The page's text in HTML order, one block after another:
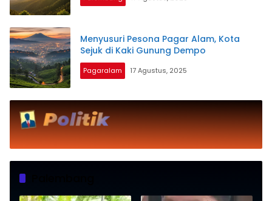
Menyusuri Pesona Pagar Alam, Kota
Sejuk di Kaki Gunung Dempo
Pagaralam 17 Agustus, 2025